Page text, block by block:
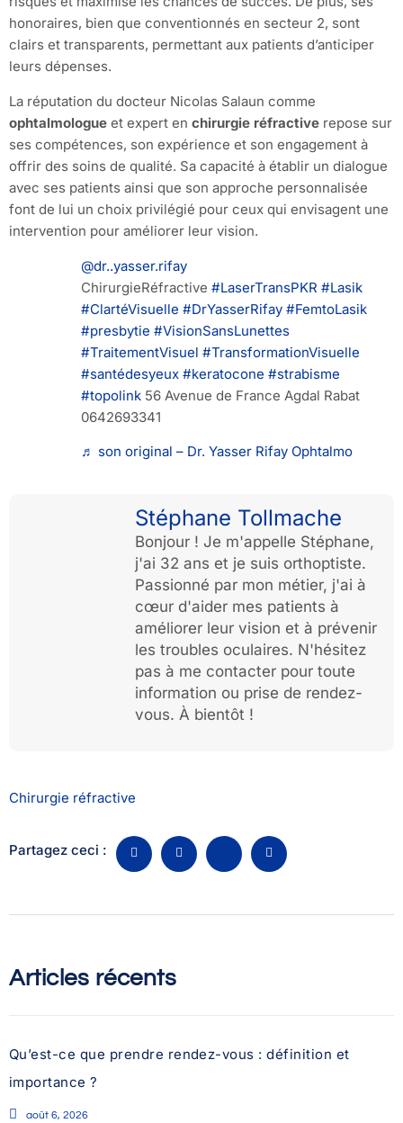
honoraires, bien que conventionnés en secteur 2, sont
clairs et transparents, permettant aux patients d’anticiper
leurs dépenses.
La réputation du docteur Nicolas Salaun comme
ophtalmologue et expert en chirurgie réfractive repose sur
ses compétences, son expérience et son engagement à
offrir des soins de qualité. Sa capacité à établir un dialogue
avec ses patients ainsi que son approche personnalisée
font de lui un choix privilégié pour ceux qui envisagent une
intervention pour améliorer leur vision.
@dr..yasser.rifay
ChirurgieRéfractive #LaserTransPKR #Lasik
#ClartéVisuelle #DrYasserRifay #FemtoLasik
#presbytie #VisionSansLunettes
#TraitementVisuel #TransformationVisuelle
#santédesyeux #keratocone #strabisme
#topolink 56 Avenue de France Agdal Rabat
0642693341
♬ son original – Dr. Yasser Rifay Ophtalmo
Stéphane Tollmache
Bonjour ! Je m'appelle Stéphane,
j'ai 32 ans et je suis orthoptiste.
Passionné par mon métier, j'ai à
cœur d'aider mes patients à
améliorer leur vision et à prévenir
les troubles oculaires. N'hésitez
pas à me contacter pour toute
information ou prise de rendez-
vous. À bientôt !
Chirurgie réfractive
Partagez ceci :
Articles récents
Qu’est-ce que prendre rendez-vous : définition et
importance ?
août 6, 2026